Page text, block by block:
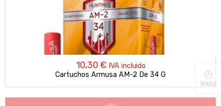
10,30 € IVA incluido
Cartuchos Armusa AM-2 De 34 G
Visto